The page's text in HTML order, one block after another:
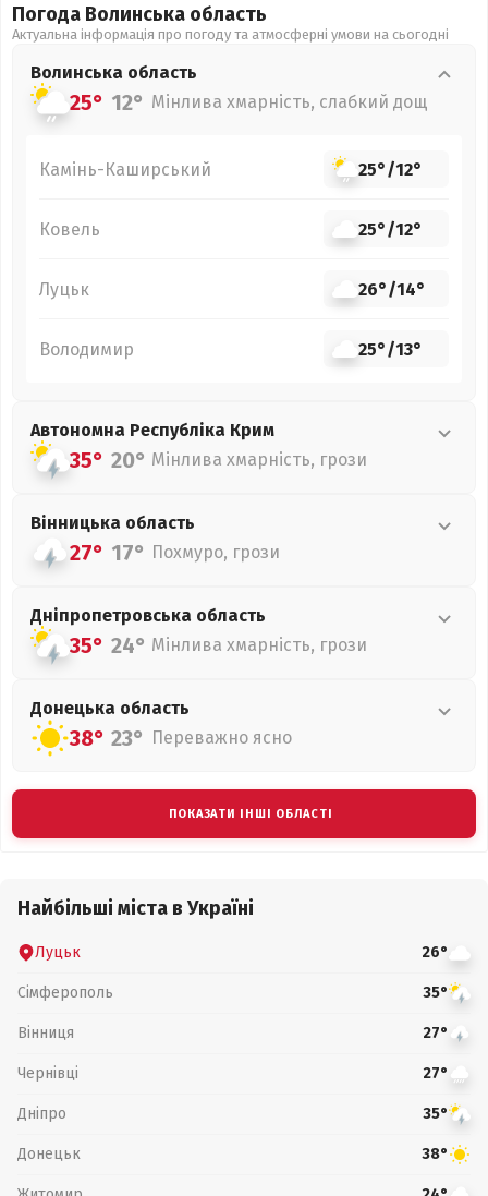
Погода Волинська область
Актуальна інформація про погоду та атмосферні умови на сьогодні
Волинська область
25° 12° Мінлива хмарність, слабкий дощ
Камінь-Каширський 25°/12°
Ковель 25°/12°
Луцьк 26°/14°
Володимир 25°/13°
Автономна Республіка Крим
35° 20° Мінлива хмарність, грози
Вінницька область
27° 17° Похмуро, грози
Дніпропетровська область
35° 24° Мінлива хмарність, грози
Донецька область
38° 23° Переважно ясно
ПОКАЗАТИ ІНШІ ОБЛАСТІ
Найбільші міста в Україні
Луцьк 26°
Сімферополь 35°
Вінниця 27°
Чернівці 27°
Дніпро 35°
Донецьк 38°